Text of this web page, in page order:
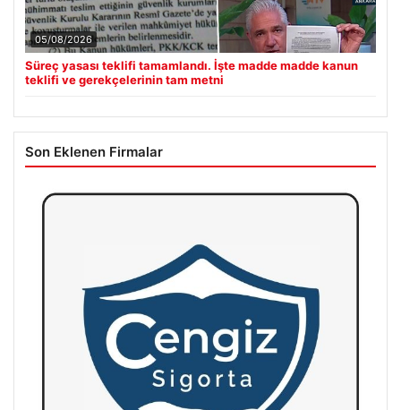
05/08/2026
Süreç yasası teklifi tamamlandı. İşte madde madde kanun
teklifi ve gerekçelerinin tam metni
Son Eklenen Firmalar